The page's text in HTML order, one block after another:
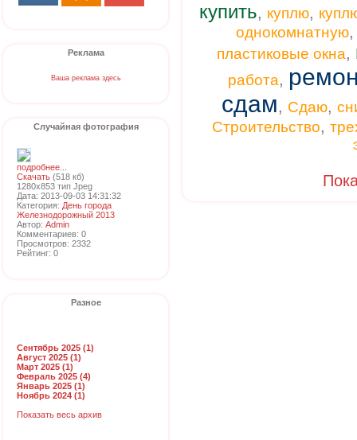
Реклама
Ваша реклама здесь
Случайная фотография
подробнее...
Скачать (518 кб)
1280x853 тип Jpeg
Дата: 2013-09-03 14:31:32
Категория: День города
Железнодорожный 2013
Автор: Admin
Комментариев: 0
Просмотров: 2332
Рейтинг: 0
Разное
Сентябрь 2025 (1)
Август 2025 (1)
Март 2025 (1)
Февраль 2025 (4)
Январь 2025 (1)
Ноябрь 2024 (1)
Показать весь архив
купить, куплю,
однокомнатную
пластиковые окна,
работа,
сдам, Сдаю,
Строительство,